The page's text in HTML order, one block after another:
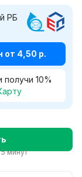
РБ
от 4,50 р.
получи 10%
минут